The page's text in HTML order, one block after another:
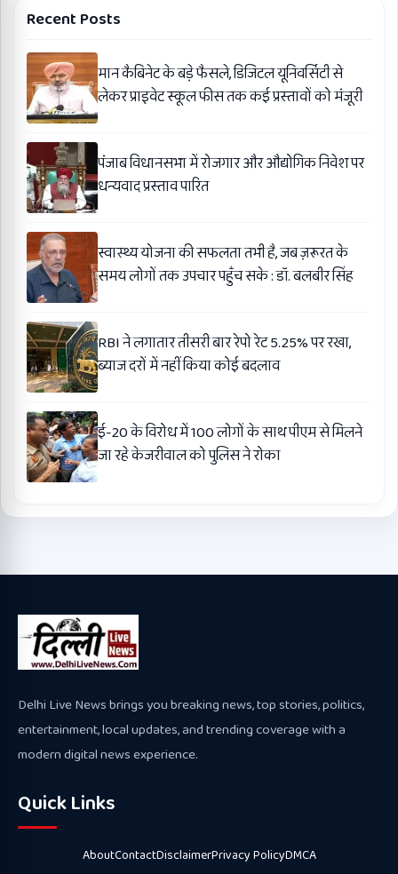
Recent Posts
मान कैबिनेट के बड़े फैसले, डिजिटल यूनिवर्सिटी से
लेकर प्राइवेट स्कूल फीस तक कई प्रस्तावों को मंजूरी
पंजाब विधानसभा में रोजगार और औद्योगिक निवेश पर
धन्यवाद प्रस्ताव पारित
स्वास्थ्य योजना की सफलता तभी है, जब ज़रूरत के
समय लोगों तक उपचार पहुँच सके : डॉ. बलबीर सिंह
RBI ने लगातार तीसरी बार रेपो रेट 5.25% पर रखा,
ब्याज दरों में नहीं किया कोई बदलाव
ई-20 के विरोध में 100 लोगों के साथ पीएम से मिलने
जा रहे केजरीवाल को पुलिस ने रोका
Delhi Live News brings you breaking news, top stories, politics,
entertainment, local updates, and trending coverage with a
modern digital news experience.
Quick Links
AboutContactDisclaimerPrivacy PolicyDMCA